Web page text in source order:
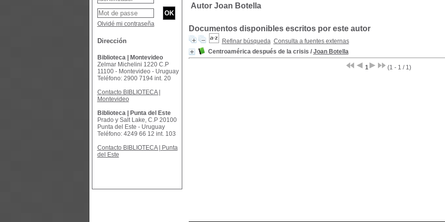
Autor Joan Botella
Documentos disponibles escritos por este autor
Refinar búsqueda Consulta a fuentes externas
Centroamérica después de la crisis / Joan Botella
1 (1 - 1 / 1)
Olvidé mi contraseña
Dirección
Biblioteca | Montevideo
Zelmar Michelini 1220 C.P
11100 - Montevideo - Uruguay
Teléfono: 2900 7194 int. 20
Contacto BIBLIOTECA |
Montevideo
Biblioteca | Punta del Este
Prado y Salt Lake, C.P 20100
Punta del Este - Uruguay
Teléfono: 4249 66 12 int. 103
Contacto BIBLIOTECA | Punta
del Este